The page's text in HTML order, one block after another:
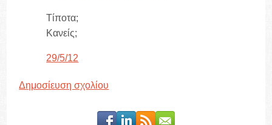
Τίποτα;
Κανείς;
29/5/12
Δημοσίευση σχολίου